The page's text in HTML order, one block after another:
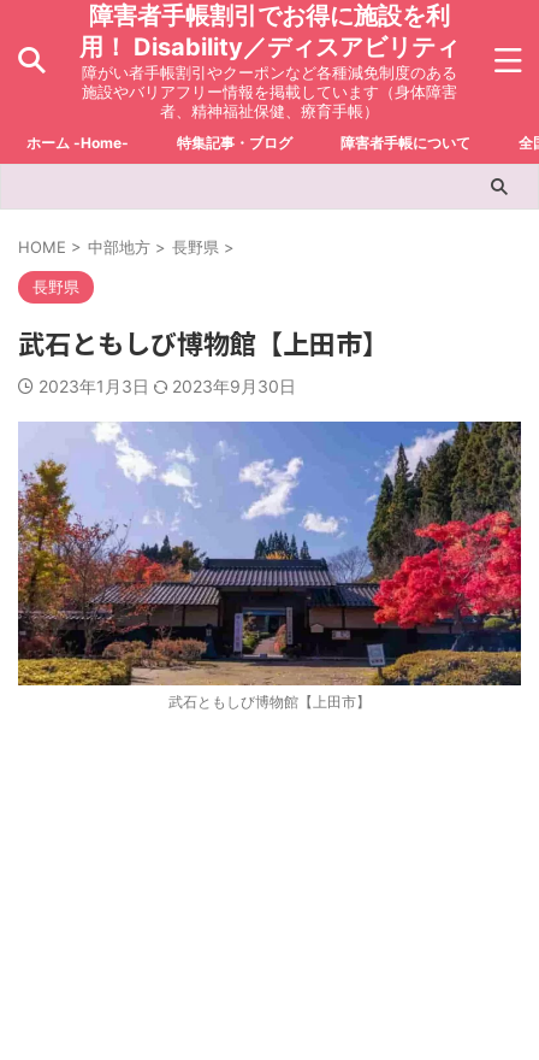
障害者手帳割引でお得に施設を利
用！ Disability／ディスアビリティ
障がい者手帳割引やクーポンなど各種減免制度のある
施設やバリアフリー情報を掲載しています（身体障害
者、精神福祉保健、療育手帳）
ホーム -Home- 特集記事・ブログ 障害者手帳について 全
HOME > 中部地方 > 長野県 >
長野県
武石ともしび博物館【上田市】
2023年1月3日 2023年9月30日
武石ともしび博物館【上田市】